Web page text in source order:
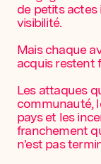
de petits actes
visibilité.
Mais chaque
acquis restent
Les attaques
communauté,
pays et les
franchement
n'est pas